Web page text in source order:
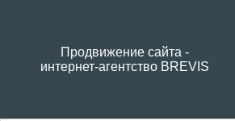
Продвижение сайта -
интернет-агентство BREVIS